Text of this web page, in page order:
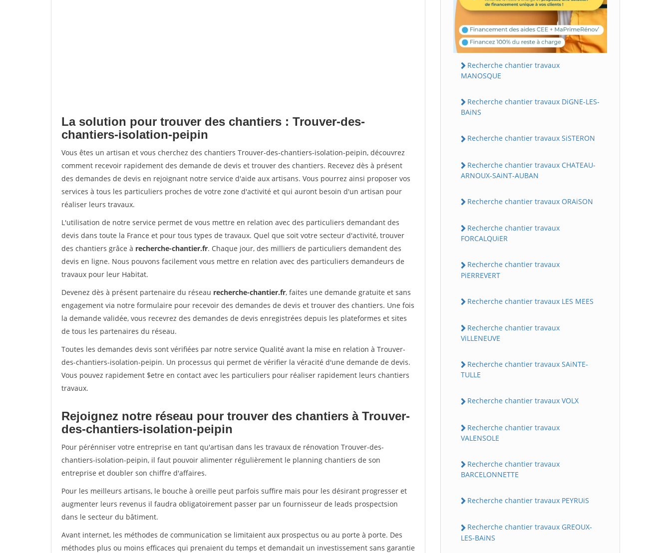
La solution pour trouver des chantiers : Trouver-des-
chantiers-isolation-peipin
Vous êtes un artisan et vous cherchez des chantiers Trouver-des-chantiers-isolation-peipin, découvrez
comment recevoir rapidement des demande de devis et trouver des chantiers. Recevez dès à présent
des demandes de devis en rejoignant notre service d'aide aux artisans. Vous pourrez ainsi proposer vos
services à tous les particuliers proches de votre zone d'activité et qui auront besoin d'un artisan pour
réaliser leurs travaux.
L'utilisation de notre service permet de vous mettre en relation avec des particuliers demandant des
devis dans toute la France et pour tous types de travaux. Quel que soit votre secteur d'activité, trouver
des chantiers grâce à recherche-chantier.fr. Chaque jour, des milliers de particuliers demandent des
devis en ligne. Nous pouvons facilement vous mettre en relation avec des particuliers demandeurs de
travaux pour leur Habitat.
Devenez dès à présent partenaire du réseau recherche-chantier.fr, faites une demande gratuite et sans
engagement via notre formulaire pour recevoir des demandes de devis et trouver des chantiers. Une fois
la demande validée, vous recevrez des demandes de devis enregistrées depuis les plateformes et sites
de tous les partenaires du réseau.
Toutes les demandes devis sont vérifiées par notre service Qualité avant la mise en relation à Trouver-
des-chantiers-isolation-peipin. Un processus qui permet de vérifier la véracité d'une demande de devis.
Vous pouvez rapidement $etre en contact avec les particuliers pour réaliser rapidement leurs chantiers
travaux.
Rejoignez notre réseau pour trouver des chantiers à Trouver-
des-chantiers-isolation-peipin
Pour pérénniser votre entreprise en tant qu'artisan dans les travaux de rénovation Trouver-des-
chantiers-isolation-peipin, il faut pouvoir alimenter régulièrement le planning chantiers de son
entreprise et doubler son chiffre d'affaires.
Pour les meilleurs artisans, le bouche à oreille peut parfois suffire mais pour les désirant progresser et
augmenter leurs revenus il faudra obligatoirement passer par un fournisseur de leads prospectsion
dans le secteur du bâtiment.
Avant internet, les méthodes de communication se limitaient aux prospectus ou au porte à porte. Des
méthodes plus ou moins efficaces qui prenaient du temps et demandait un investissement sans garantie
Recherche chantier travaux
MANOSQUE
Recherche chantier travaux DiGNE-LES-
BAiNS
Recherche chantier travaux SiSTERON
Recherche chantier travaux CHATEAU-
ARNOUX-SAiNT-AUBAN
Recherche chantier travaux ORAiSON
Recherche chantier travaux
FORCALQUiER
Recherche chantier travaux
PiERREVERT
Recherche chantier travaux LES MEES
Recherche chantier travaux
ViLLENEUVE
Recherche chantier travaux SAiNTE-
TULLE
Recherche chantier travaux VOLX
Recherche chantier travaux
VALENSOLE
Recherche chantier travaux
BARCELONNETTE
Recherche chantier travaux PEYRUiS
Recherche chantier travaux GREOUX-
LES-BAiNS